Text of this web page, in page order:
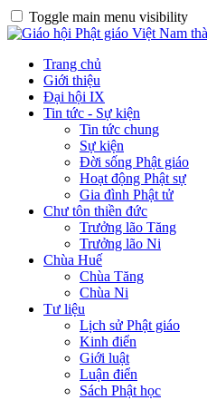
Toggle main menu visibility
Trang chủ
Giới thiệu
Đại hội IX
Tin tức - Sự kiện
Tin tức chung
Sự kiện
Đời sống Phật giáo
Hoạt động Phật sự
Gia đình Phật tử
Chư tôn thiền đức
Trưởng lão Tăng
Trưởng lão Ni
Chùa Huế
Chùa Tăng
Chùa Ni
Tư liệu
Lịch sử Phật giáo
Kinh điển
Giới luật
Luận điển
Sách Phật học